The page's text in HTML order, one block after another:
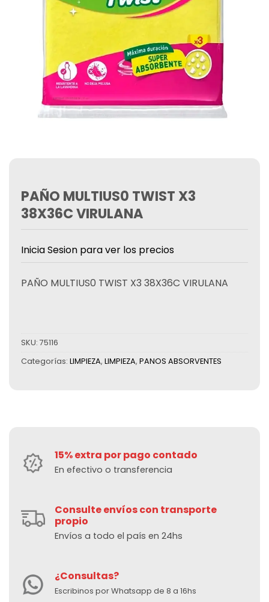
PAÑO MULTIUS0 TWIST X3
38X36C VIRULANA
Inicia Sesion para ver los precios
PAÑO MULTIUS0 TWIST X3 38X36C VIRULANA
SKU: 75116
Categorías: LIMPIEZA, LIMPIEZA, PANOS ABSORVENTES
15% extra por pago contado
En efectivo o transferencia
Consulte envíos con transporte
propio
Envíos a todo el país en 24hs
¿Consultas?
Escribinos por Whatsapp de 8 a 16hs